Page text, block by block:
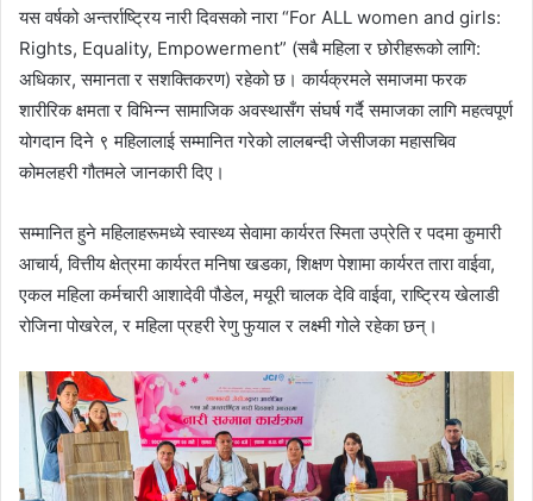
यस वर्षको अन्तर्राष्ट्रिय नारी दिवसको नारा “For ALL women and girls:
Rights, Equality, Empowerment” (सबै महिला र छोरीहरूको लागि:
अधिकार, समानता र सशक्तिकरण) रहेको छ। कार्यक्रमले समाजमा फरक
शारीरिक क्षमता र विभिन्न सामाजिक अवस्थासँग संघर्ष गर्दै समाजका लागि महत्वपूर्ण
योगदान दिने ९ महिलालाई सम्मानित गरेको लालबन्दी जेसीजका महासचिव
कोमलहरी गौतमले जानकारी दिए।
सम्मानित हुने महिलाहरूमध्ये स्वास्थ्य सेवामा कार्यरत स्मिता उप्रेति र पदमा कुमारी
आचार्य, वित्तीय क्षेत्रमा कार्यरत मनिषा खडका, शिक्षण पेशामा कार्यरत तारा वाईवा,
एकल महिला कर्मचारी आशादेवी पौडेल, मयूरी चालक देवि वाईवा, राष्ट्रिय खेलाडी
रोजिना पोखरेल, र महिला प्रहरी रेणु फुयाल र लक्ष्मी गोले रहेका छन्।